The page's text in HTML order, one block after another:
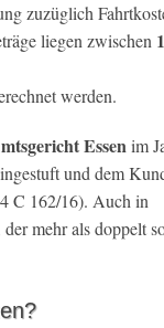
zuzüglich
liegen zwischen
werden.
Essenim
und dem
C 162/16). Auch in
mehr als doppelt